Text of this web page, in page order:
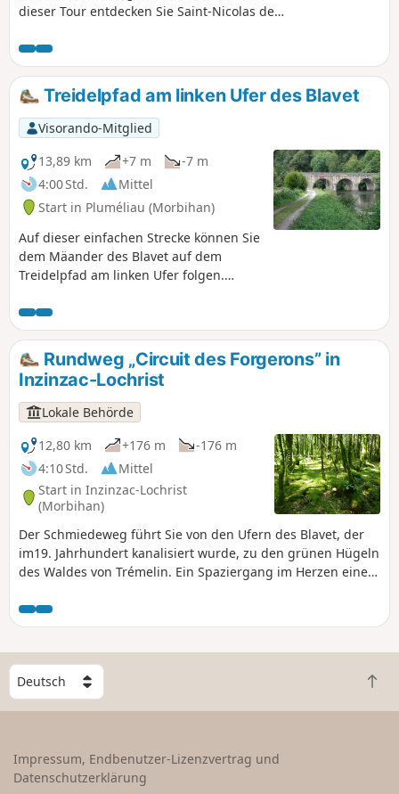
dieser Tour entdecken Sie Saint-Nicolas des
bevor Sie über Land zur imposanten Kapelle
Saint-Nicodème mit ihren vier
majestätischen Brunnen gelangen.Rückweg
in aller Ruhe über den Treidelpfad.
Treidelpfad am linken Ufer des Blavet
Visorando-Mitglied
13,89 km
+7 m
-7 m
4:00 Std.
Mittel
Start in Pluméliau (Morbihan)
Auf dieser einfachen Strecke können Sie
dem Mäander des Blavet auf dem
Treidelpfad am linken Ufer folgen.
Steilhänge von Castennec, die Kapelle-
Einsiedelei Saint-Gildas am anderen
Ufer und passieren drei Schleusen.
Rundweg „Circuit des Forgerons” in
Inzinzac-Lochrist
Lokale Behörde
12,80 km
+176 m
-176 m
4:10 Std.
Mittel
Start in Inzinzac-Lochrist
(Morbihan)
Der Schmiedeweg führt Sie von den Ufern des Blavet, der
im19. Jahrhundert kanalisiert wurde, zu den grünen Hügeln
des Waldes von Trémelin. Ein Spaziergang im Herzen einer
Kerglaw genutzt wurde, die Eisen herstellten, um den
Bedarf der bretonischen Konservenfabriken zu decken.
W
ä
h
e
Z
u
Impressum, Endbenutzer-Lizenzvertrag und
Datenschutzerklärung